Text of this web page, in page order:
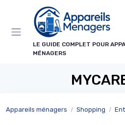
LE GUIDE COMPLET POUR
MÉNAGERS
Appareils ménagers Shopping
Panneau de gestion des cookies